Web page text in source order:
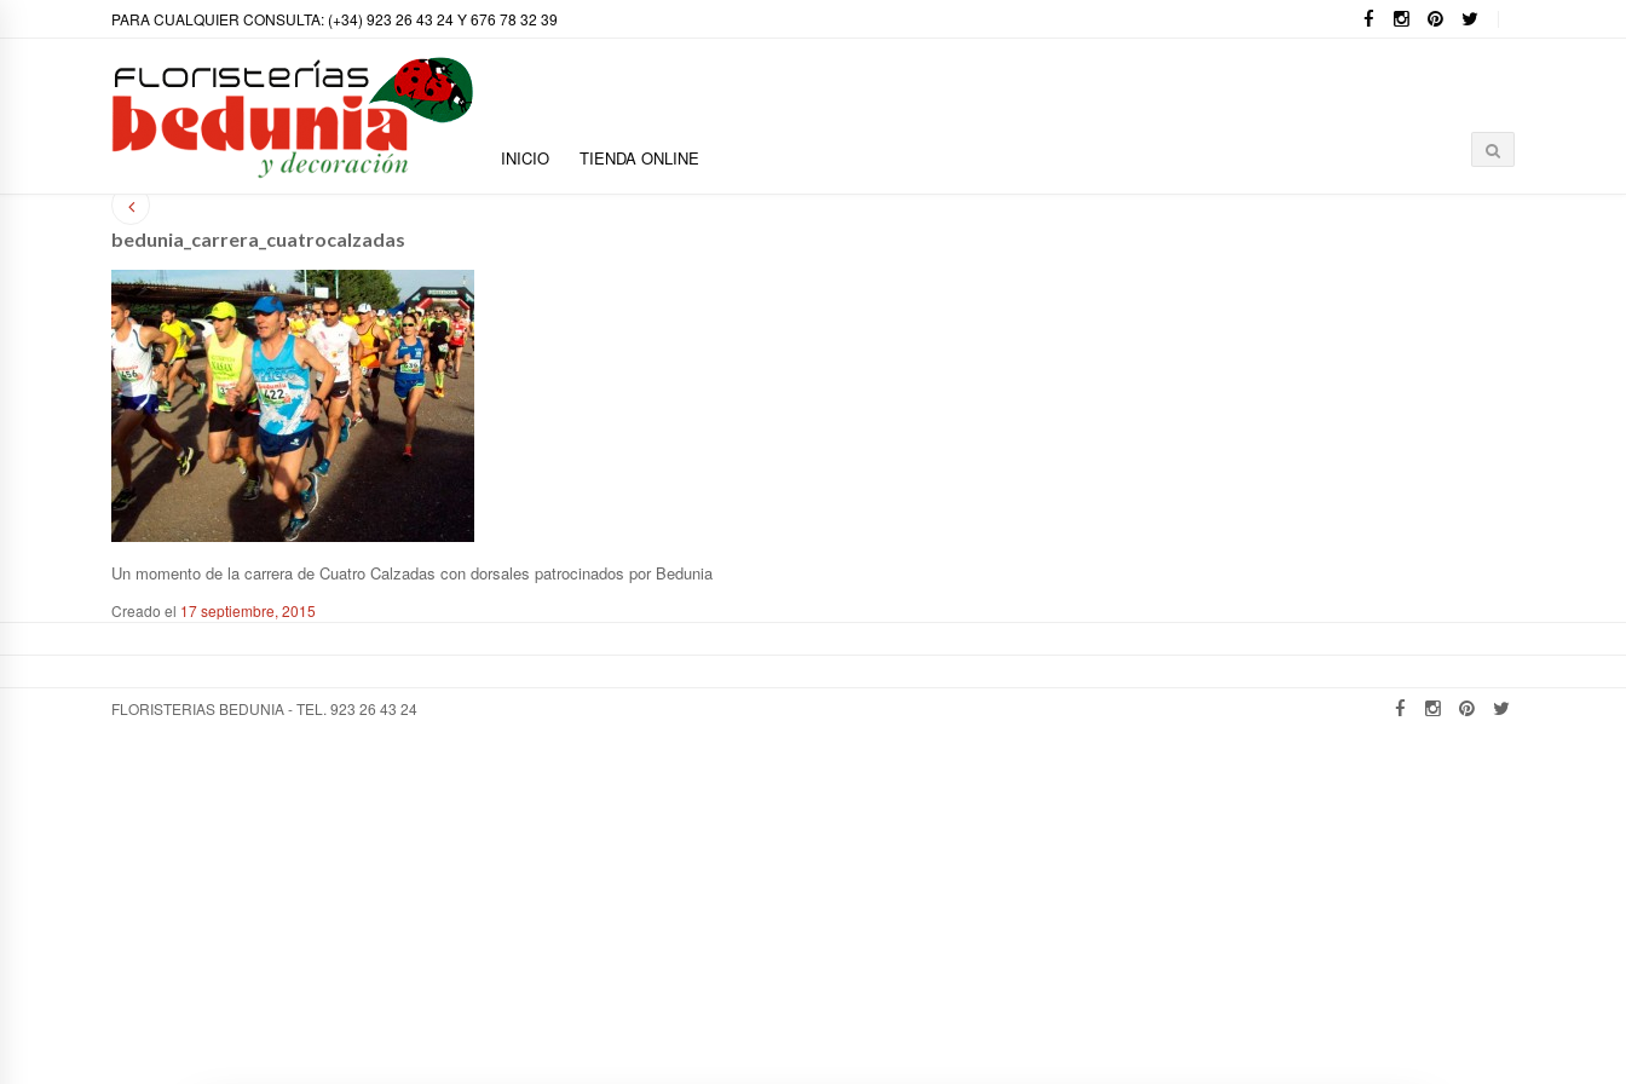
PARA CUALQUIER CONSULTA: (+34) 923 26 43 24 Y 676 78 32 39
INICIO TIENDA ONLINE
bedunia_carrera_cuatrocalzadas
Un momento de la carrera de Cuatro Calzadas con dorsales patrocinados por Bedunia
Creado el 17 septiembre, 2015
FLORISTERIAS BEDUNIA - TEL. 923 26 43 24